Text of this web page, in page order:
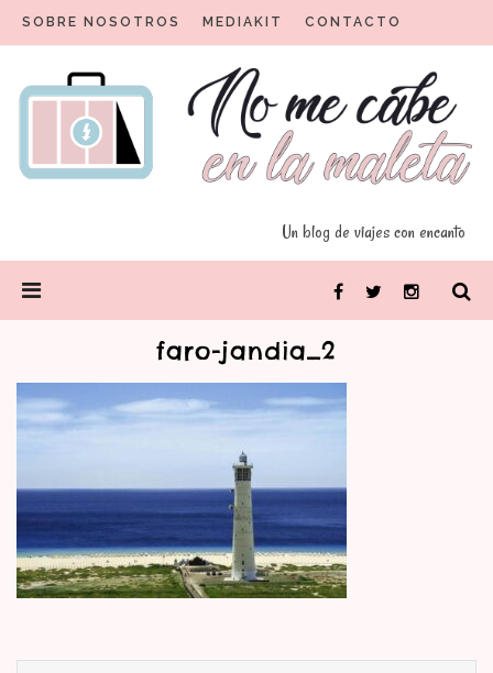
SOBRE NOSOTROS MEDIAKIT CONTACTO
Un blog de viajes con encanto
No me cabe en la maleta
Un blog para viajeros con encanto
FacebookTwitter Instagram
faro-jandia_2